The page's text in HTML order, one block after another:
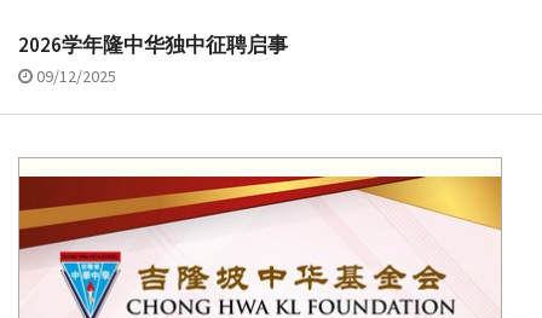
2026学年隆中华独中征聘启事
09/12/2025